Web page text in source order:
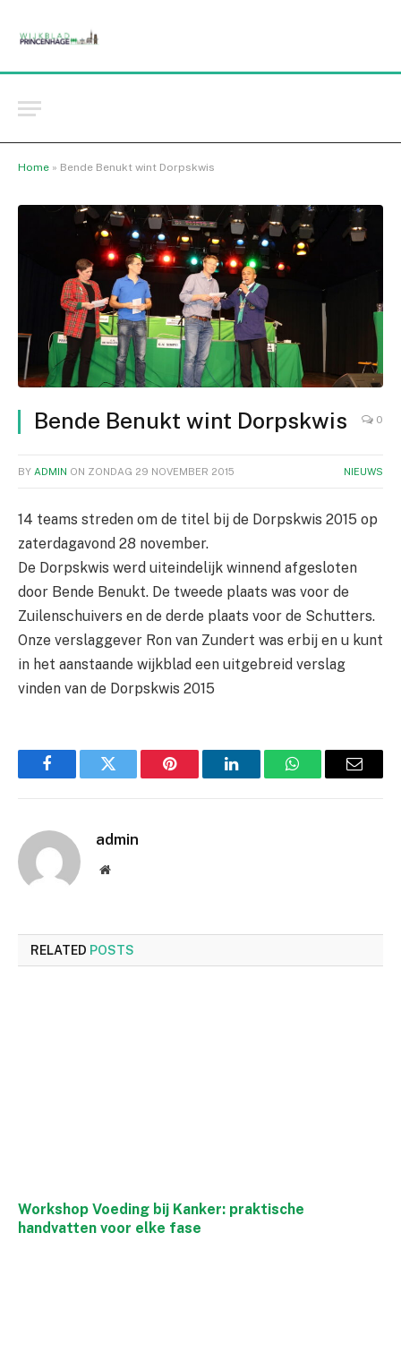
Home » Bende Benukt wint Dorpskwis
Bende Benukt wint Dorpskwis 0
BY ADMIN ON ZONDAG 29 NOVEMBER 2015 NIEUWS
14 teams streden om de titel bij de Dorpskwis 2015 op
zaterdagavond 28 november.
De Dorpskwis werd uiteindelijk winnend afgesloten
door Bende Benukt. De tweede plaats was voor de
Zuilenschuivers en de derde plaats voor de Schutters.
Onze verslaggever Ron van Zundert was erbij en u kunt
in het aanstaande wijkblad een uitgebreid verslag
vinden van de Dorpskwis 2015
FacebookTwitter Pinterest LinkedInWhatsAppEmail
admin
Website
RELATED POSTS
Workshop Voeding bij Kanker: praktische
handvatten voor elke fase